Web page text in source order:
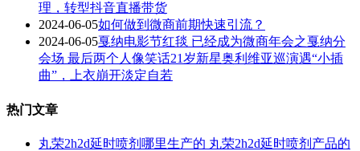
理，转型抖音直播带货
2024-06-05如何做到微商前期快速引流？
2024-06-05戛纳电影节红毯 已经成为微商年会之戛纳分
会场 最后两个人像笑话21岁新星奥利维亚巡演遇“小插
曲”，上衣崩开淡定自若
热门文章
丸荣2h2d延时喷剂哪里生产的 丸荣2h2d延时喷剂产品的